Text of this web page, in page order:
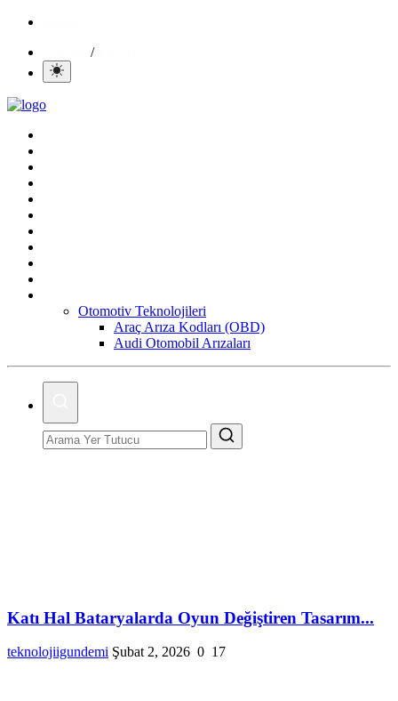
/
Otomotiv Teknolojileri
Araç Arıza Kodları (OBD)
Audi Otomobil Arızaları
Katı Hal Bataryalarda Oyun Değiştiren Tasarım...
teknolojiigundemi Şubat 2, 2026 0 17